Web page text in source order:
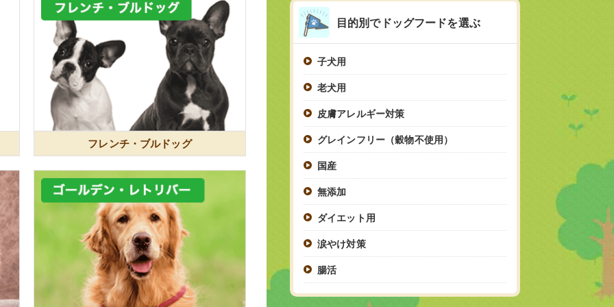
フレンチ・ブルドッグ
目的別でドッグフードを選ぶ
子犬用
老犬用
皮膚アレルギー対策
グレインフリー（穀物不使用）
国産
無添加
ダイエット用
涙やけ対策
腸活